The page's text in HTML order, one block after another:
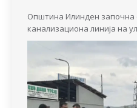
Општина Илинден започна
канализациона линија на